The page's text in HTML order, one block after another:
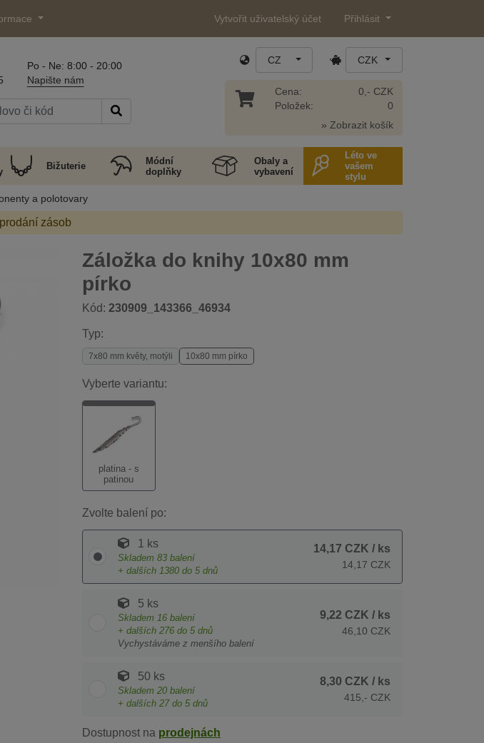
Vytvořit uživatelský účet Přihlásit
Po - Ne: 8:00 - 20:00
Napište nám
CZ CZK
Cena:
Položek:
0,- CZK
0
» Zobrazit košík
Bižuterie
Módní
doplňky
Obaly a
vybavení
Léto ve
vašem
stylu
a polotovary
zásob
Záložka do knihy 10x80 mm
pírko
Kód: 230909_143366_46934
Typ:
7x80 mm květy, motýli 10x80 mm pírko
Vyberte variantu:
platina - s
patinou
Zvolte balení po:
1 ks
Skladem 83 balení
+ dalších 1380 do 5 dnů
14,17 CZK / ks
14,17 CZK
5 ks
Skladem 16 balení
+ dalších 276 do 5 dnů
Vychystáváme z menšího balení
9,22 CZK / ks
46,10 CZK
50 ks
Skladem 20 balení
+ dalších 27do 5 dnů
8,30 CZK / ks
415,- CZK
Dostupnost na prodejnách